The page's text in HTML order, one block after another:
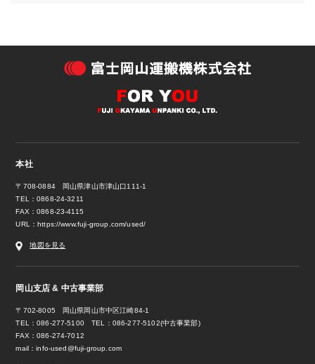
本社
〒708-0884 岡山県津山市津山口111-1
TEL：0868-24-3211
FAX：0868-23-4115
URL：https://www.fuji-group.com/used/
地図を見る
岡山支店 & 中古事業部
〒702-8005 岡山県岡山市中区江崎84-1
TEL：086-277-5100 TEL：086-277-5102(中古事業部)
FAX：086-274-7012
mail：info-used@fuji-group.com